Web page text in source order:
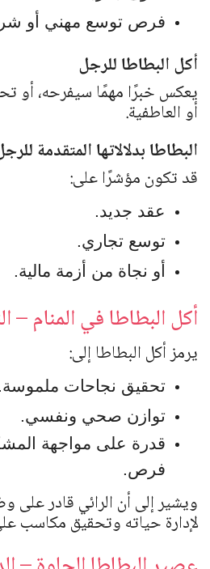
فرص توسع مهني أو
أكل البطاطا للرجل
يعكس خبرًا مهمًا سيفرحه، أو
أو العاطفية.
البطاطا بدلالاتها المتقدمة
قد تكون مؤشرًا على:
عقد جديد.
توسع تجاري.
أو نجاة من أزمة مالية.
أكل البطاطا في المنام –
يرمز أكل البطاطا إلى:
تحقيق نجاحات ملموسة.
توازن صحي ونفسي.
قدرة على مواجهة
فرص.
ويشير إلى أن الرائي قادر على
لإدارة حياته وتحقيق مكاسب